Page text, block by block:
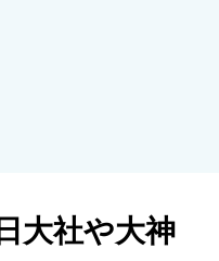
大社や大神